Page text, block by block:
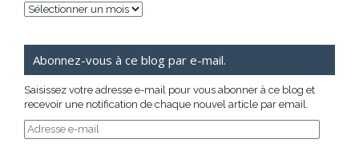
Archives
Abonnez-vous à ce blog par e-mail.
Saisissez votre adresse e-mail pour vous abonner à ce blog et
recevoir une notification de chaque nouvel article par email.
Adresse
e-